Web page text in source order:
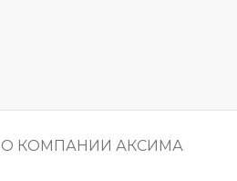
О КОМПАНИИ АКСИМА